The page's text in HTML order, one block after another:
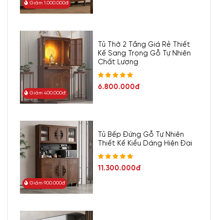
Giảm 1.000.000đ
Giảm 400.000đ
Tủ Thờ 2 Tầng Giá Rẻ Thiết
Kế Sang Trọng Gỗ Tự Nhiên
Chất Lượng
6.800.000đ
Giảm 900.000đ
Tủ Bếp Đứng Gỗ Tự Nhiên
Thiết Kế Kiểu Dáng Hiện Đại
11.300.000đ